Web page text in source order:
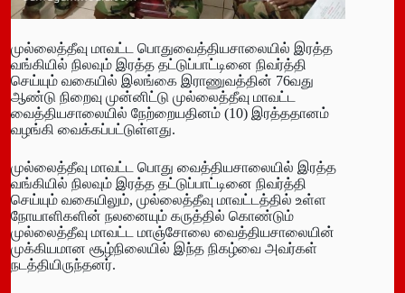
முல்லைத்தீவு மாவட்ட பொதுவைத்தியசாலையில் இரத்த
வங்கியில் நிலவும் இரத்த தட்டுப்பாட்டினை நிவர்த்தி
செய்யும் வகையில் இலங்கை இராணுவத்தின் 76வது
ஆண்டு நிறைவு முன்னிட்டு முல்லைத்தீவு மாவட்ட
வைத்தியசாலையில் நேற்றையதினம் (10) இரத்ததானம்
வழங்கி வைக்கப்பட்டுள்ளது.
முல்லைத்தீவு மாவட்ட பொது வைத்தியசாலையில் இரத்த
வங்கியில் நிலவும் இரத்த தட்டுப்பாட்டினை நிவர்த்தி
செய்யும் வகையிலும், முல்லைத்தீவு மாவட்டத்தில் உள்ள
நோயாளிகளின் நலனையும் கருத்தில் கொண்டும்
முல்லைத்தீவு மாவட்ட மாஞ்சோலை வைத்தியசாலையின்
முக்கியமான சூழ்நிலையில் இந்த நிகழ்வை அவர்கள்
நடத்தியிருந்தனர்.